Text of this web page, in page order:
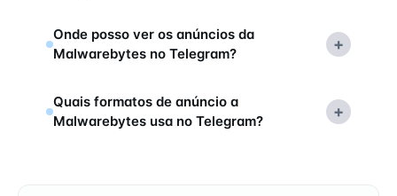
Onde posso ver os anúncios da
Malwarebytes no Telegram?
+
Quais formatos de anúncio a
Malwarebytes usa no Telegram?
+